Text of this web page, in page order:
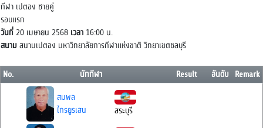
กีฬา เปตอง ชายคู่
รอบแรก
วันที่ 20 เมษายน 2568 เวลา 16:00 น.
สนามสนามเปตอง มหาวิทยาลัยการกีฬาแห่งขาติ วิทยาเขตชลบุรี
No. นักกีฬา Result อันดับ Remark
สมพล
ไกรยูรเสน
สระบุรี